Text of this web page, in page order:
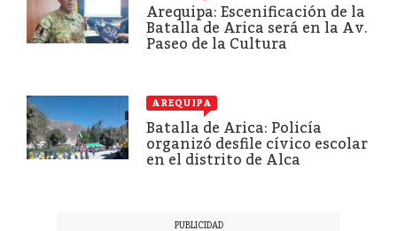
Arequipa: Escenificación de la
Batalla de Arica será en la Av.
Paseo de la Cultura
AREQUIPA
Batalla de Arica: Policía
organizó desfile cívico escolar
en el distrito de Alca